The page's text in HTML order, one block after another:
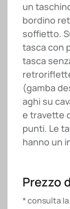
un
bordino
soffietto.
tasca con
tasca
(gamba
aghi su
e travette
punti. Le
hanno un
Prezzo
* consulta